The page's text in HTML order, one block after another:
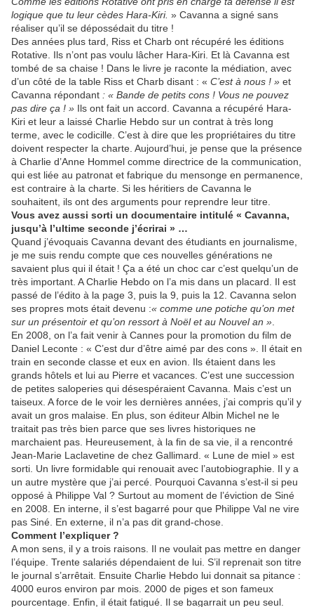
logique que tu leur cèdes Hara-Kiri. » Cavanna a signé sans
réaliser qu’il se dépossédait du titre !
Des années plus tard, Riss et Charb ont récupéré les éditions
Rotative. Ils n’ont pas voulu lâcher Hara-Kiri. Et là Cavanna est
tombé de sa chaise ! Dans le livre je raconte la médiation, avec
d’un côté de la table Riss et Charb disant : « C’est à nous ! » et
Cavanna répondant : « Bande de petits cons ! Vous ne pouvez
pas dire ça ! » Ils ont fait un accord. Cavanna a récupéré Hara-
Kiri et leur a laissé Charlie Hebdo sur un contrat à très long
terme, avec le codicille. C’est à dire que les propriétaires du titre
doivent respecter la charte. Aujourd’hui, je pense que la présence
à Charlie d’Anne Hommel comme directrice de la communication,
qui est liée au patronat et fabrique du mensonge en permanence,
est contraire à la charte. Si les héritiers de Cavanna le
souhaitent, ils ont des arguments pour reprendre leur titre.
Vous avez aussi sorti un documentaire intitulé « Cavanna,
jusqu’à l’ultime seconde j’écrirai » …
Quand j’évoquais Cavanna devant des étudiants en journalisme,
je me suis rendu compte que ces nouvelles générations ne
savaient plus qui il était ! Ça a été un choc car c’est quelqu’un de
très important. A Charlie Hebdo on l’a mis dans un placard. Il est
passé de l’édito à la page 3, puis la 9, puis la 12. Cavanna selon
ses propres mots était devenu :« comme une potiche qu’on met
sur un présentoir et qu’on ressort à Noël et au Nouvel an »
En 2008, on l’a fait venir à Cannes pour la promotion du film de
Daniel Leconte : « C’est dur d’être aimé par des cons ». Il était en
train en seconde classe et eux en avion. Ils étaient dans les
grands hôtels et lui au Pierre et vacances. C’est une succession
de petites saloperies qui désespéraient Cavanna. Mais c’est un
taiseux. A force de le voir les dernières années, j’ai compris qu’il y
avait un gros malaise. En plus, son éditeur Albin Michel ne le
traitait pas très bien parce que ses livres historiques ne
marchaient pas. Heureusement, à la fin de sa vie, il a rencontré
Jean-Marie Laclavetine de chez Gallimard. « Lune de miel » est
sorti. Un livre formidable qui renouait avec l’autobiographie. Il y a
un autre mystère que j’ai percé. Pourquoi Cavanna s’est-il si peu
opposé à Philippe Val ? Surtout au moment de l’éviction de Siné
en 2008. En interne, il s’est bagarré pour que Philippe Val ne vire
pas Siné. En externe, il n’a pas dit grand-chose.
Comment l’expliquer ?
A mon sens, il y a trois raisons. Il ne voulait pas mettre en danger
l’équipe. Trente salariés dépendaient de lui. S’il reprenait son titre
le journal s’arrêtait. Ensuite Charlie Hebdo lui donnait sa pitance :
4000 euros environ par mois. 2000 de piges et son fameux
pourcentage. Enfin, il était fatigué. Il se bagarrait un peu seul.